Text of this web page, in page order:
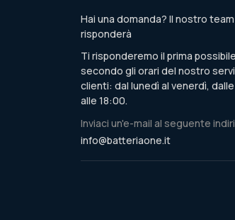
Hai una domanda? Il nostro
risponderà
Ti risponderemo il prima possibile
secondo gli orari del nostro
clienti: dal lunedì al venerdì,
alle 18:00.
Inviaci un'e-mail al seguente
info@batteriaone.it